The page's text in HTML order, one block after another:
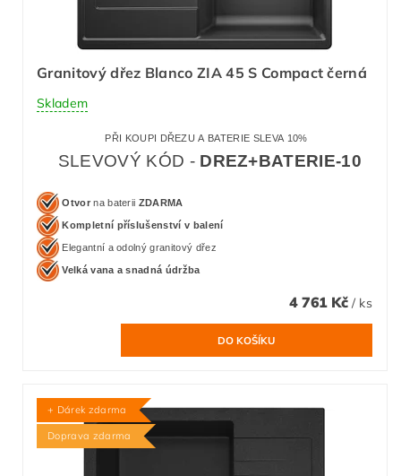
Granitový dřez Blanco ZIA 45 S Compact černá
Skladem
PŘI KOUPI DŘEZU A BATERIE SLEVA 10%
SLEVOVÝ KÓD - DREZ+BATERIE-10
Otvorna baterii ZDARMA
Kompletní příslušenství v balení
Elegantní a odolný granitový dřez
Velká vana a snadná údržba
4 761 Kč / ks
+ Dárek zdarma
Doprava zdarma